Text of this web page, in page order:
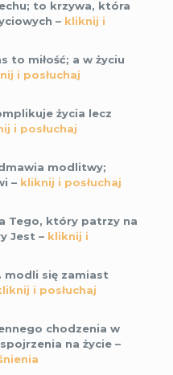
to krzywa, która
– kliknij i
to miłość; a w życiu
i posłuchaj
życia lecz
i posłuchaj
modlitwy;
– kliknij i posłuchaj
Tego, który patrzy na
Jest – kliknij i
modli się zamiast
i posłuchaj
chodzenia w
na życie –